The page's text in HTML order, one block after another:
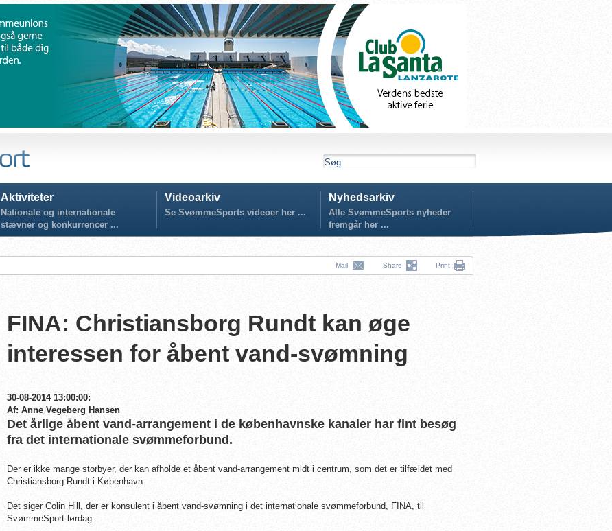
Aktiviteter
Nationale og internationale
stævner og konkurrencer ...
Videoarkiv
Se SvømmeSports videoer her ...
Nyhedsarkiv
Alle SvømmeSports nyheder
fremgår her ...
Mail Share Print
FINA: Christiansborg Rundt kan øge
interessen for åbent vand-svømning
30-08-2014 13:00:00:
Af: Anne Vegeberg Hansen
Det årlige åbent vand-arrangement i de københavnske kanaler har fint besøg
fra det internationale svømmeforbund.
Der er ikke mange storbyer, der kan afholde et åbent vand-arrangement midt i centrum, som det er tilfældet med
Christiansborg Rundt i København.
Det siger Colin Hill, der er konsulent i åbent vand-svømning i det internationale svømmeforbund, FINA, til
SvømmeSport lørdag.